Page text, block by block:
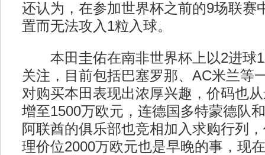
还认为，在参加世界杯之前的9场联赛
置而无法攻入1粒入球。
本田圭佑在南非世界杯上以2进球1
关注，目前包括巴塞罗那、AC米兰等
对购买本田表现出浓厚兴趣，价码也
增至1500万欧元，连德国多特蒙德队
阿联酋的俱乐部也竞相加入求购行列
理价位2000万欧元也是早晚的事，现